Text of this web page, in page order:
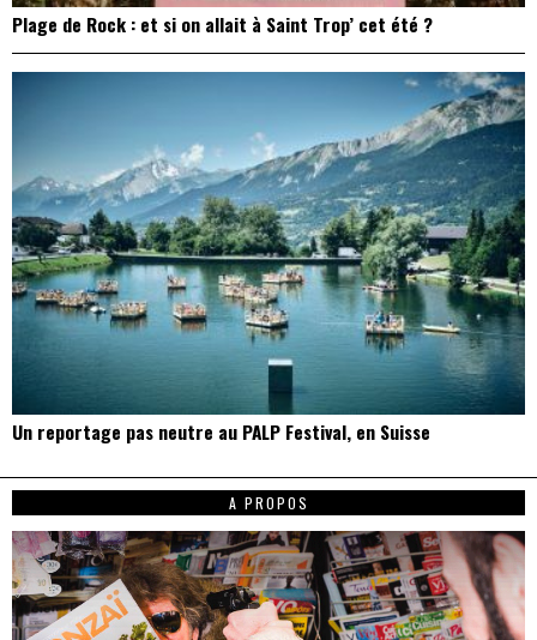
Plage de Rock : et si on allait à Saint Trop’ cet été ?
Un reportage pas neutre au PALP Festival, en Suisse
A PROPOS